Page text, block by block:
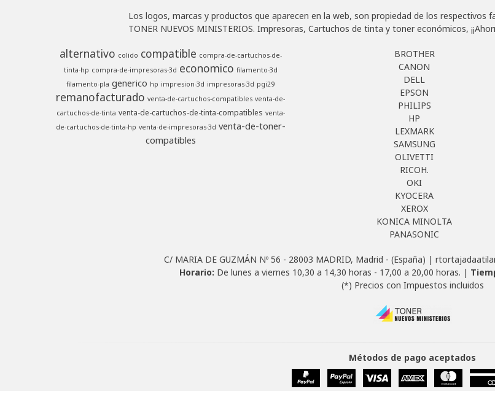
Los logos, marcas y productos que aparecen en la web, son propiedad de los respectivos
TONER NUEVOS MINISTERIOS. Impresoras, Cartuchos de tinta y toner económicos,
alternativo colido compatible compra-de-cartuchos-de-
tinta-hp compra-de-impresoras-3d economico filamento-3d
filamento-pla generico hp impresion-3d impresoras-3d pgi29
remanofacturado venta-de-cartuchos-compatibles venta-de-
cartuchos-de-tinta venta-de-cartuchos-de-tinta-compatibles venta-
de-cartuchos-de-tinta-hp venta-de-impresoras-3d venta-de-toner-
compatibles
BROTHER
CANON
DELL
EPSON
PHILIPS
HP
LEXMARK
SAMSUNG
OLIVETTI
RICOH.
OKI
KYOCERA
XEROX
KONICA MINOLTA
PANASONIC
C/ MARIA DE GUZMÁN Nº 56 - 28003 MADRID, Madrid - (España) |
Horario: De lunes a viernes 10,30 a 14,30 horas - 17,00 a 20,00 horas. |
(*) Precios con Impuestos incluidos
Métodos de pago aceptados